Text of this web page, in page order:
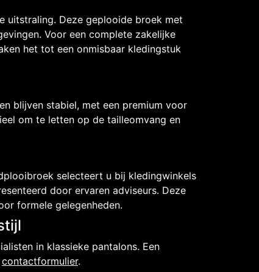
uitstraling. Deze geplooide broek met
Voor een complete zakelijke
het tot een onmisbaar kledingstuk
blijven stabiel, met een premium voor
om te letten op de tailleomvang en
selecteert u bij kledingwinkels
door ervaren adviseurs. Deze
formele gelegenheden.
in klassieke pantalons. Een
contactformulier.